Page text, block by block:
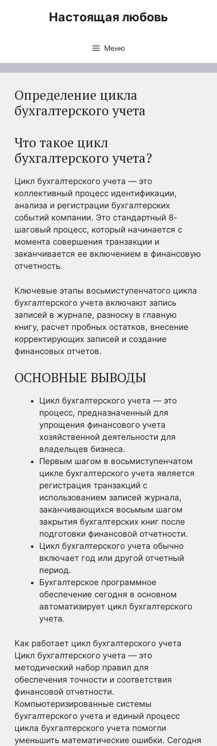
Настоящая любовь
Меню
Определение цикла
бухгалтерского учета
Что такое цикл
бухгалтерского учета?
Цикл бухгалтерского учета — это
коллективный процесс идентификации,
анализа и регистрации бухгалтерских
событий компании. Это стандартный 8-
шаговый процесс, который начинается с
момента совершения транзакции и
заканчивается ее включением в финансовую
отчетность.
Ключевые этапы восьмиступенчатого цикла
бухгалтерского учета включают запись
записей в журнале, разноску в главную
книгу, расчет пробных остатков, внесение
корректирующих записей и создание
финансовых отчетов.
ОСНОВНЫЕ ВЫВОДЫ
Цикл бухгалтерского учета — это
процесс, предназначенный для
упрощения финансового учета
хозяйственной деятельности для
владельцев бизнеса.
Первым шагом в восьмиступенчатом
цикле бухгалтерского учета является
регистрация транзакций с
использованием записей журнала,
заканчивающихся восьмым шагом
закрытия бухгалтерских книг после
подготовки финансовой отчетности.
Цикл бухгалтерского учета обычно
включает год или другой отчетный
период.
Бухгалтерское программное
обеспечение сегодня в основном
автоматизирует цикл бухгалтерского
учета.
Как работает цикл бухгалтерского учета
Цикл бухгалтерского учета — это
методический набор правил для
обеспечения точности и соответствия
финансовой отчетности.
Компьютеризированные системы
бухгалтерского учета и единый процесс
цикла бухгалтерского учета помогли
уменьшить математические ошибки. Сегодня